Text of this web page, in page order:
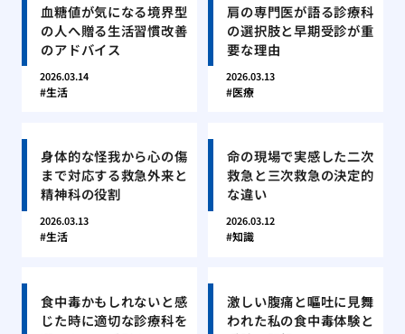
血糖値が気になる境界型
の人へ贈る生活習慣改善
のアドバイス
2026.03.14
生活
肩の専門医が語る診療科
の選択肢と早期受診が重
要な理由
2026.03.13
医療
身体的な怪我から心の傷
まで対応する救急外来と
精神科の役割
2026.03.13
生活
命の現場で実感した二次
救急と三次救急の決定的
な違い
2026.03.12
知識
食中毒かもしれないと感
じた時に適切な診療科を
激しい腹痛と嘔吐に見舞
われた私の食中毒体験と